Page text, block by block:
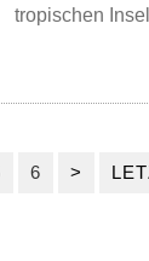
tropischen
6 >